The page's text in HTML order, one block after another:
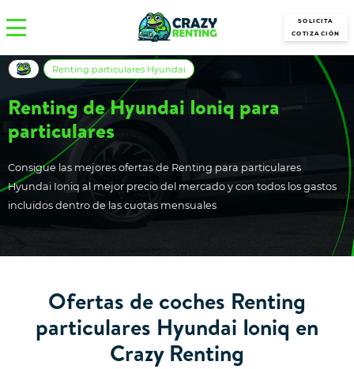
SOLICITA
COTIZACIÓN
Renting de Hyundai Ioniq para
particulares
Consigue las mejores ofertas de Renting para particulares
Hyundai Ioniq al mejor precio del mercado y con todos los gastos
incluidos dentro de las cuotas mensuales
Renting particulares Hyundai
Ofertas de coches Renting
particulares Hyundai Ioniq en
Crazy Renting